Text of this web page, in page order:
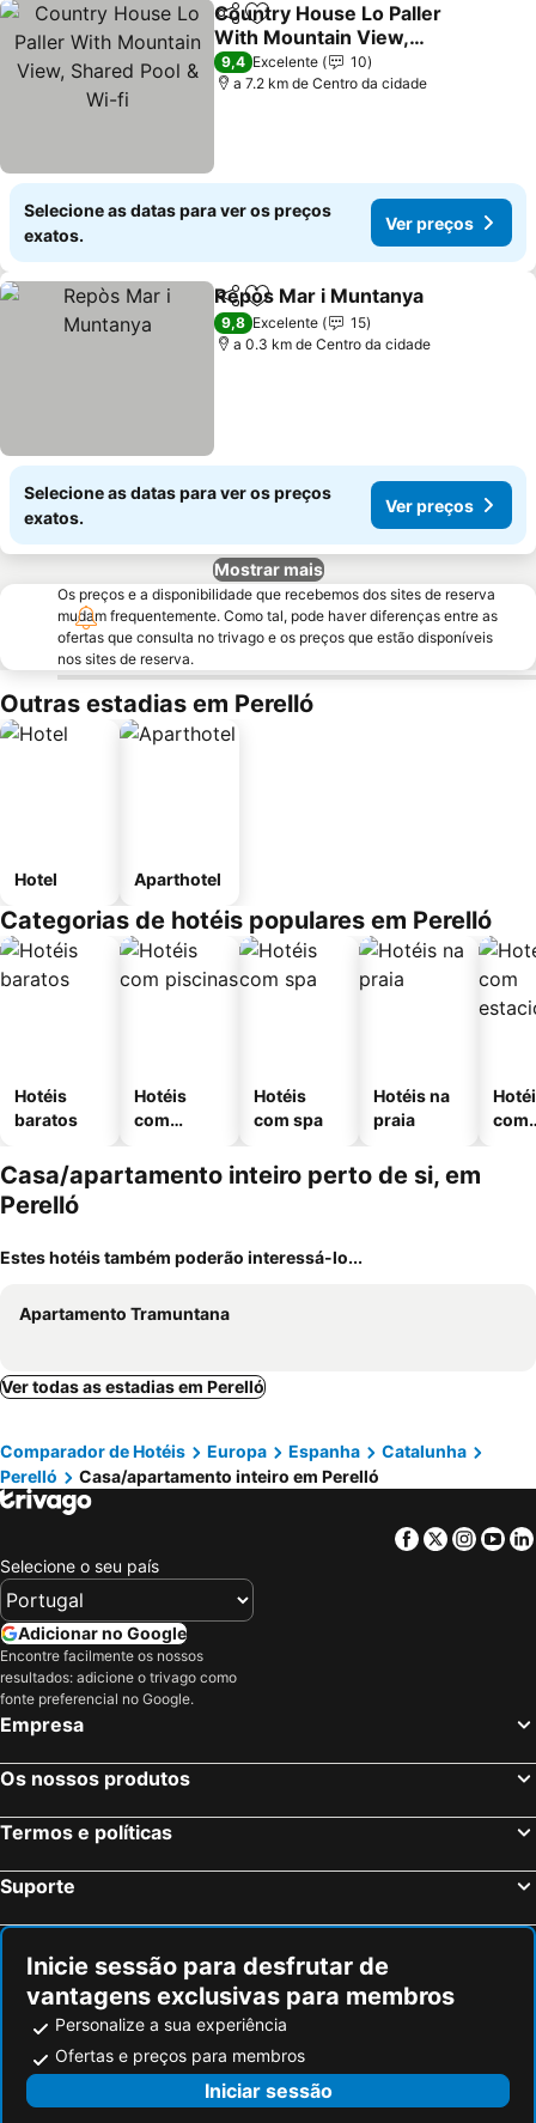
PartilharAdicionar aos favoritos
Country House Lo Paller
With Mountain View,
Shared Pool & Wi-fi
Ver preços
9,4 Excelente
10
a 7.2 km de Centro da cidade
Selecione as datas para ver os preços
exatos.
Ver preços
PartilharAdicionar aos favoritos
Repòs Mar i Muntanya
9,8 Excelente
15
a 0.3 km de Centro da cidade
Selecione as datas para ver os preços
exatos.
Ver preços
Mostrar mais
Os preços e a disponibilidade que recebemos dos sites de reserva
mudam frequentemente. Como tal, pode haver diferenças entre as
ofertas que consulta no trivago e os preços que estão disponíveis
nos sites de reserva.
Outras estadias em Perelló
Hotel Aparthotel
Categorias de hotéis populares em Perelló
Hotéis
baratos
Hotéis
com
Hotéis
com spa
Hotéis na
praia
com
Casa/apartamento inteiro perto de si, em
Perelló
Estes hotéis também poderão interessá-lo...
Apartamento Tramuntana
Ver todas as estadias em Perelló
Comparador de Hotéis Europa Espanha
Catalunha
Perelló
Casa/apartamento inteiro em Perelló
Facebook
Twitter
Selecione o seu país
Adicionar no Google
Encontre facilmente os nossos
resultados: adicione o trivago como
fonte preferencial no Google.
Empresa
Os nossos produtos
Termos e políticas
Suporte
Inicie sessão para desfrutar de
vantagens exclusivas para membros
Personalize a sua experiência
Ofertas e preços para membros
Iniciar sessão